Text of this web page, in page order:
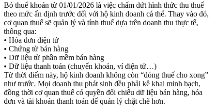
Bỏ thuế khoán từ 01/01/2026 là việc chấm dứt hình thức thu thuế
theo mức ấn định trước đối với hộ kinh doanh cá thể. Thay vào đó,
cơ quan thuế sẽ quản lý và tính thuế dựa trên doanh thu thực tế,
thông qua:
• Hóa đơn điện tử
• Chứng từ bán hàng
• Dữ liệu từ phần mềm bán hàng
• Dữ liệu thanh toán (chuyển khoản, ví điện tử…)
Từ thời điểm này, hộ kinh doanh không còn “đóng thuế cho xong”
như trước. Mọi doanh thu phát sinh đều phải kê khai minh bạch,
đồng thời cơ quan thuế có quyền đối chiếu dữ liệu bán hàng, hóa
đơn và tài khoản thanh toán để quản lý chặt chẽ hơn.